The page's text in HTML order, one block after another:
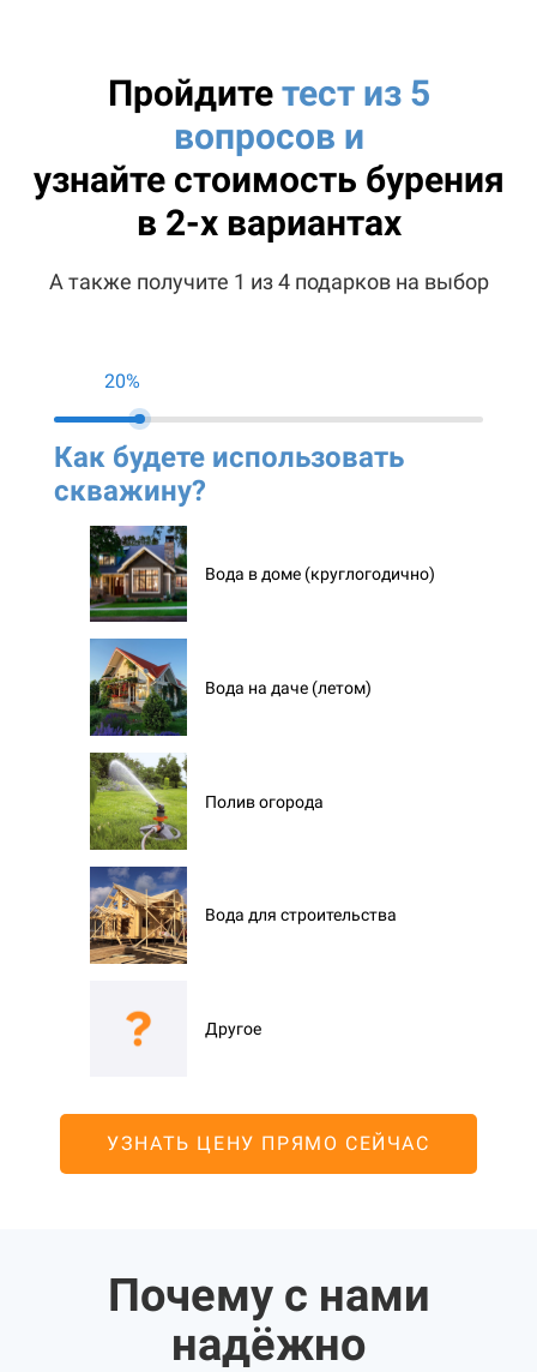
Пройдитетест из 5
вопросов и
узнайте стоимость бурения
в 2-х вариантах
А также получите 1 из 4 подарков на выбор
20%
Как будете использовать
скважину?
Вода в доме (круглогодично)
Вода на даче (летом)
Полив огорода
Вода для строительства
Другое
УЗНАТЬ ЦЕНУ ПРЯМО СЕЙЧАС
Почему с нами
надёжно